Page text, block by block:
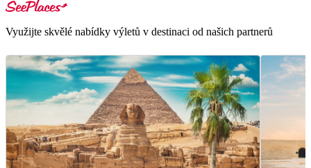
Využijte skvělé nabídky výletů v destinaci od našich partnerů